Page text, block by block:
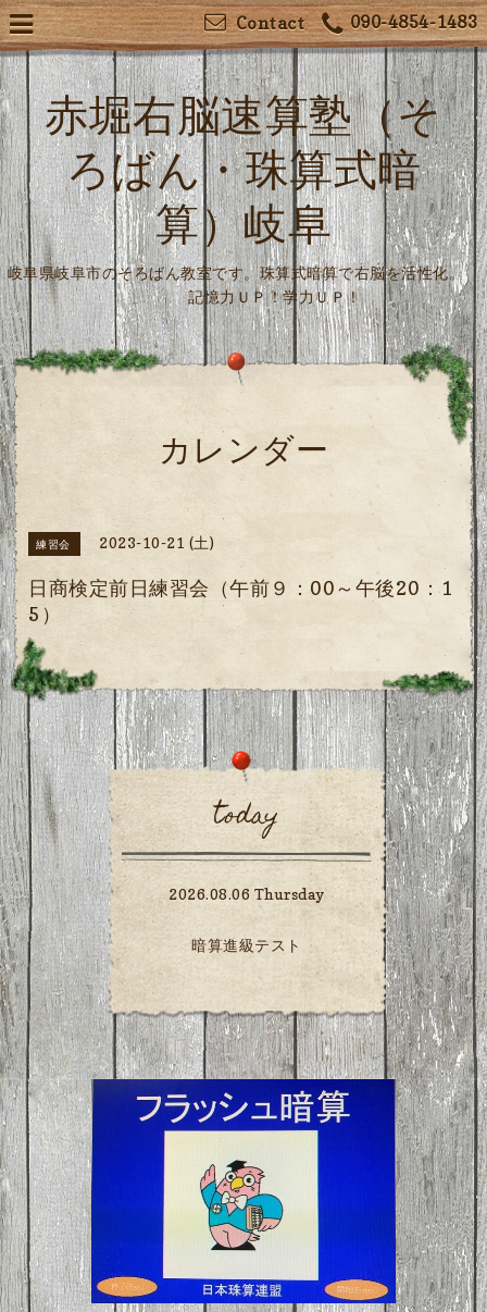
090-4854-1483
Contact
赤堀右脳速算塾（そ
ろばん・珠算式暗
算）岐阜
岐阜県岐阜市のそろばん教室です。珠算式暗算で右脳を活性化。
記憶力ＵＰ！学力ＵＰ！
カレンダー
練習会 2023-10-21 (土)
日商検定前日練習会（午前９：00～午後20：1
5）
today
2026.08.06 Thursday
暗算進級テスト